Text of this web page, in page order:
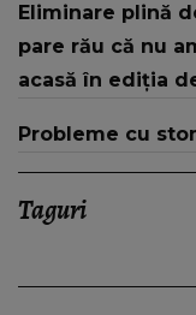
„Tinerețe
Eliminare plină
pare rău că nu
acasă în ediția
Probleme cu
Taguri